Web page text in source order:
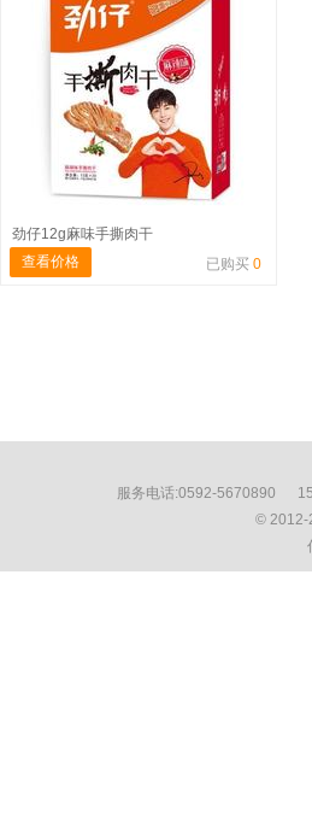
劲仔12g麻味手撕肉干
查看价格
已购买 0
服务电话:0592-5670890
© 2012-